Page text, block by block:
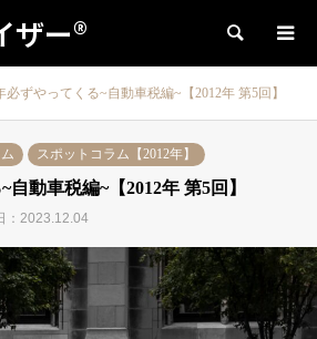
ザー® 検索
必ずやってくる~自動車税編~【2012年 第5回】
スポットコラム【2012年】
動車税編~【2012年 第5回】
：2023.12.04